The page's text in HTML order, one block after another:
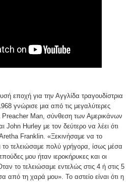
εποχή για την Αγγλίδα τραγουδίστρια
γνώρισε μια από τις μεγαλύτερες
Preacher Man, σύνθεση των Αμερικάνων
Hurley με τον δεύτερο να λέει ότι
Franklin. «Ξεκινήσαμε να το
το τελειώσαμε πολύ γρήγορα, ίσως μέσα
μου ήταν ιεροκήρυκες και οι
το τελειώσαμε εντελώς στις 4 ή στις 5
από τη χαρά μου». Το αστείο είναι ότι η